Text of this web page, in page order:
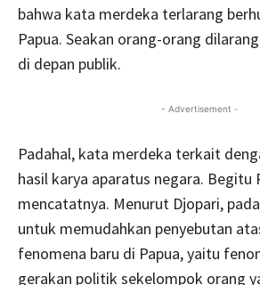
bahwa kata merdeka terlarang
Papua. Seakan orang-orang
di depan publik.
- Advertisement -
Padahal, kata merdeka terkait
hasil karya aparatus negara. Begitu
mencatatnya. Menurut Djopari,
untuk memudahkan penyebutan
fenomena baru di Papua, yaitu
gerakan politik sekelompok orang